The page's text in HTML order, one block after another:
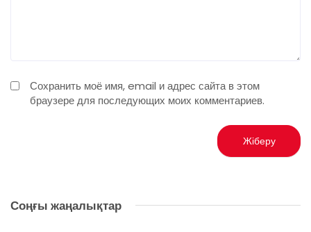
Сохранить моё имя, email и адрес сайта в этом
браузере для последующих моих комментариев.
Соңғы жаңалықтар